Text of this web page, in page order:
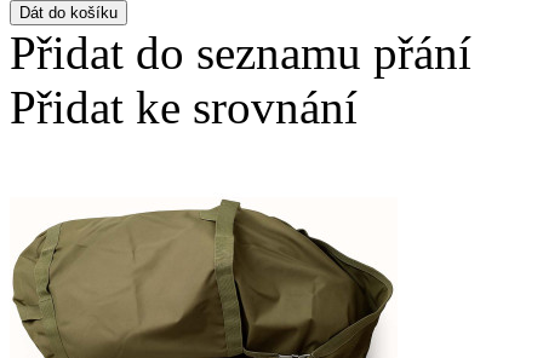
Přidat do seznamu přání
Přidat ke srovnání